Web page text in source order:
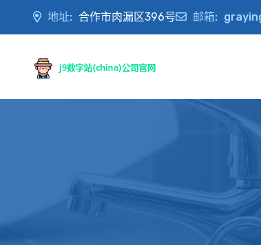
地址: 合作市肉漏区396号 邮箱: